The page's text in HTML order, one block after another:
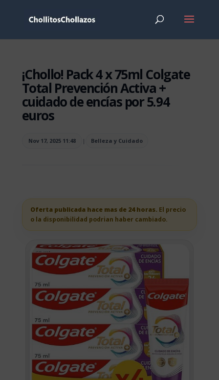
¡Chollo! Pack 4 x 75ml Colgate
Total Prevención Activa +
cuidado de encías por 5.94
euros
Nov 17, 2025 11:48 | Belleza y Cuidado
Oferta publicada hace mas de 24 horas. El precio
o la disponibilidad podrian haber cambiado.